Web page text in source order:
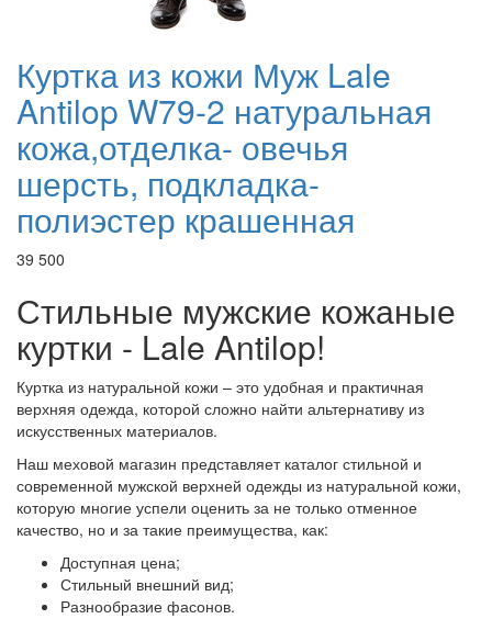
Куртка из кожи Муж Lale
Antilop W79-2 натуральная
кожа,отделка- овечья
шерсть, подкладка-
полиэстер крашенная
39 500
Стильные мужские кожаные
куртки - Lale Antilop!
Куртка из натуральной кожи – это удобная и практичная
верхняя одежда, которой сложно найти альтернативу из
искусственных материалов.
Наш меховой магазин представляет каталог стильной и
современной мужской верхней одежды из натуральной кожи,
которую многие успели оценить за не только отменное
качество, но и за такие преимущества, как:
Доступная цена;
Стильный внешний вид;
Разнообразие фасонов.